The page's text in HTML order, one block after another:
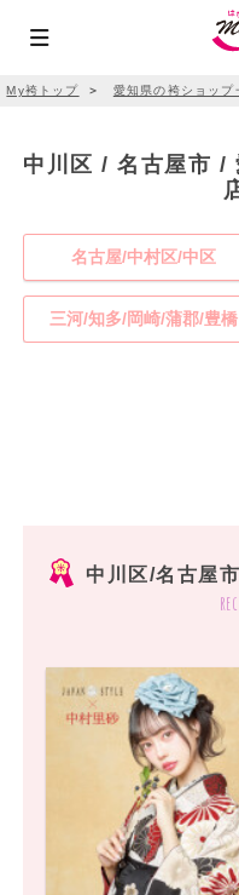
My袴トップ ＞ 愛知県の袴ショップ
中川区 / 名古屋市 /
名古屋/中村区/中区
三河/知多/岡崎/蒲郡/豊橋
中川区/名古屋